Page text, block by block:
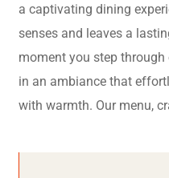
a captivating dining
senses and leaves a
moment you step through
in an ambiance that
with warmth. Our menu,